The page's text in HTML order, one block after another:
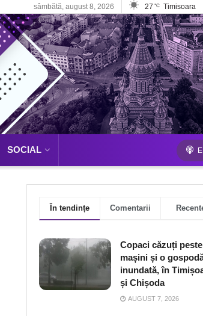
sâmbătă, august 8, 2026 27 °C Timisoara
SOCIAL
În tendințe Comentarii
Copaci căzuți peste
mașini și o
inundată, în
și Chișoda
AUGUST 7, 2026